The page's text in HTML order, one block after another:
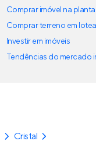
Comprar imóvel na planta
Comprar terreno em
Investir em imóveis
Tendências do mercado
Cristal